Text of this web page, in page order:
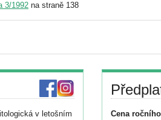
3/1992 na straně 138
v letošním
Cena